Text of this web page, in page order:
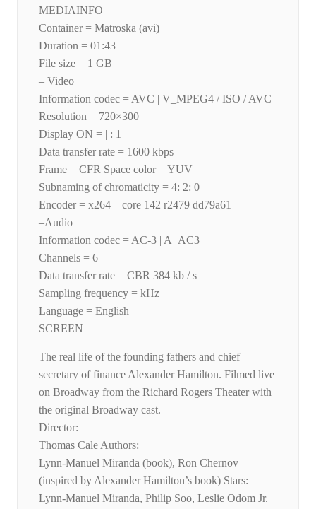
MEDIAINFO
Container = Matroska (avi)
Duration = 01:43
File size = 1 GB
– Video
Information codec = AVC | V_MPEG4 / ISO / AVC
Resolution = 720×300
Display ON = | : 1
Data transfer rate = 1600 kbps
Frame = CFR Space color = YUV
Subnaming of chromaticity = 4: 2: 0
Encoder = x264 – core 142 r2479 dd79a61
–Audio
Information codec = AC-3 | A_AC3
Channels = 6
Data transfer rate = CBR 384 kb / s
Sampling frequency = kHz
Language = English
SCREEN
The real life of the founding fathers and chief
secretary of finance Alexander Hamilton. Filmed live
on Broadway from the Richard Rogers Theater with
the original Broadway cast.
Director:
Thomas Cale Authors:
Lynn-Manuel Miranda (book), Ron Chernov
(inspired by Alexander Hamilton’s book) Stars:
Lynn-Manuel Miranda, Philip Soo, Leslie Odom Jr. |